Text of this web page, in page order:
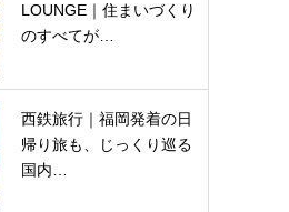
LOUNGE｜住まいづくり
のすべてが…
西鉄旅行｜福岡発着の日
帰り旅も、じっくり巡る
国内…